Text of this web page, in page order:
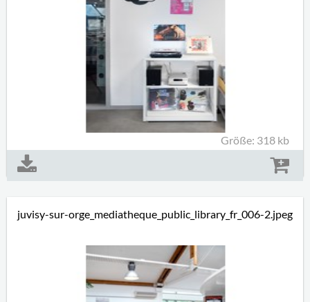
Größe: 318 kb
juvisy-sur-orge_mediatheque_public_library_fr_006-2.jpeg